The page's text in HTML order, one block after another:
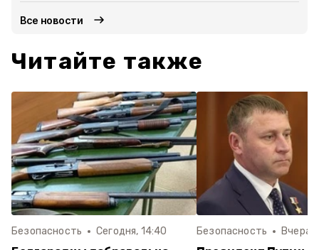
Все новости
Читайте также
Безопасность Сегодня, 14:40 Безопасность Вчера,